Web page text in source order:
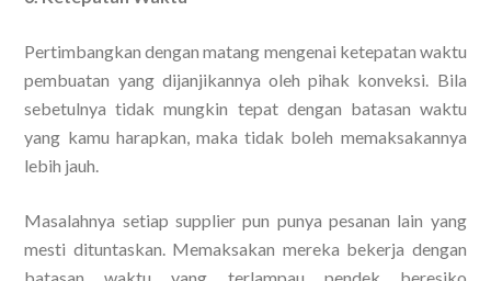
Pertimbangkan dengan matang mengenai ketepatan waktu
pembuatan yang dijanjikannya oleh pihak konveksi. Bila
sebetulnya tidak mungkin tepat dengan batasan waktu
yang kamu harapkan, maka tidak boleh memaksakannya
lebih jauh.
Masalahnya setiap supplier pun punya pesanan lain yang
mesti dituntaskan. Memaksakan mereka bekerja dengan